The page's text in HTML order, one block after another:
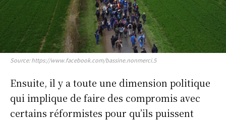
Source: https://www.facebook.com/bassine.nonmerci.5
Ensuite, il y a toute une dimension politique
qui implique de faire des compromis avec
certains réformistes pour qu’ils puissent